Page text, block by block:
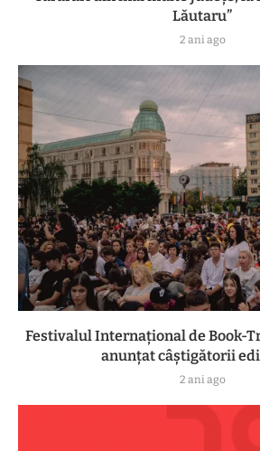
Lăutaru”
2 ani ago
Festivalul Internațional de Book-
anunțat câștigătorii
2 ani ago